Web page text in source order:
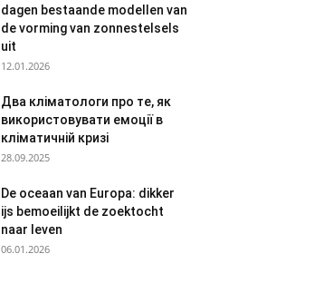
dagen bestaande modellen van
de vorming van zonnestelsels
uit
12.01.2026
Два кліматологи про те, як
використовувати емоції в
кліматичній кризі
28.09.2025
De oceaan van Europa: dikker
ijs bemoeilijkt de zoektocht
naar leven
06.01.2026